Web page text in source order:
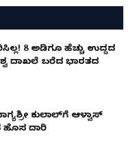
8 ಅಡಿಗೂ ಹೆಚ್ಚು ಉದ್ದದ
ದಾಖಲೆ ಬರೆದ ಭಾರತದ
ಕುಲಾಲ್‌ಗೆ ಆಳ್ವಾಸ್
ದಾರಿ